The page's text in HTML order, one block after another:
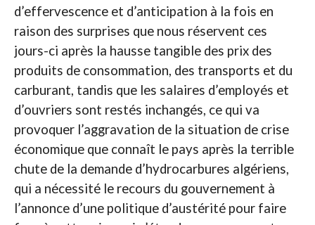
d’effervescence et d’anticipation à la fois en
raison des surprises que nous réservent ces
jours-ci après la hausse tangible des prix des
produits de consommation, des transports et du
carburant, tandis que les salaires d’employés et
d’ouvriers sont restés inchangés, ce qui va
provoquer l’aggravation de la situation de crise
économique que connaît le pays après la terrible
chute de la demande d’hydrocarbures algériens,
qui a nécessité le recours du gouvernement à
l’annonce d’une politique d’austérité pour faire